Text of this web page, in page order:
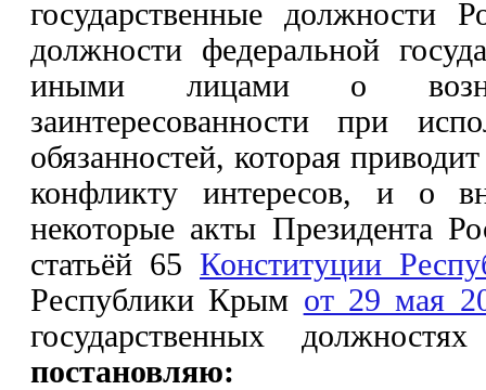
государственные должности
должности федеральной
иными лицами о
заинтересованности при
обязанностей, которая
конфликту интересов, и о
некоторые акты Президента
статьёй 65 Конституции
Республики Крым от 29 мая
государственных
постановляю: